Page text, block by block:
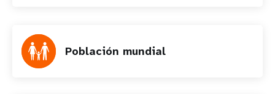
Población mundial